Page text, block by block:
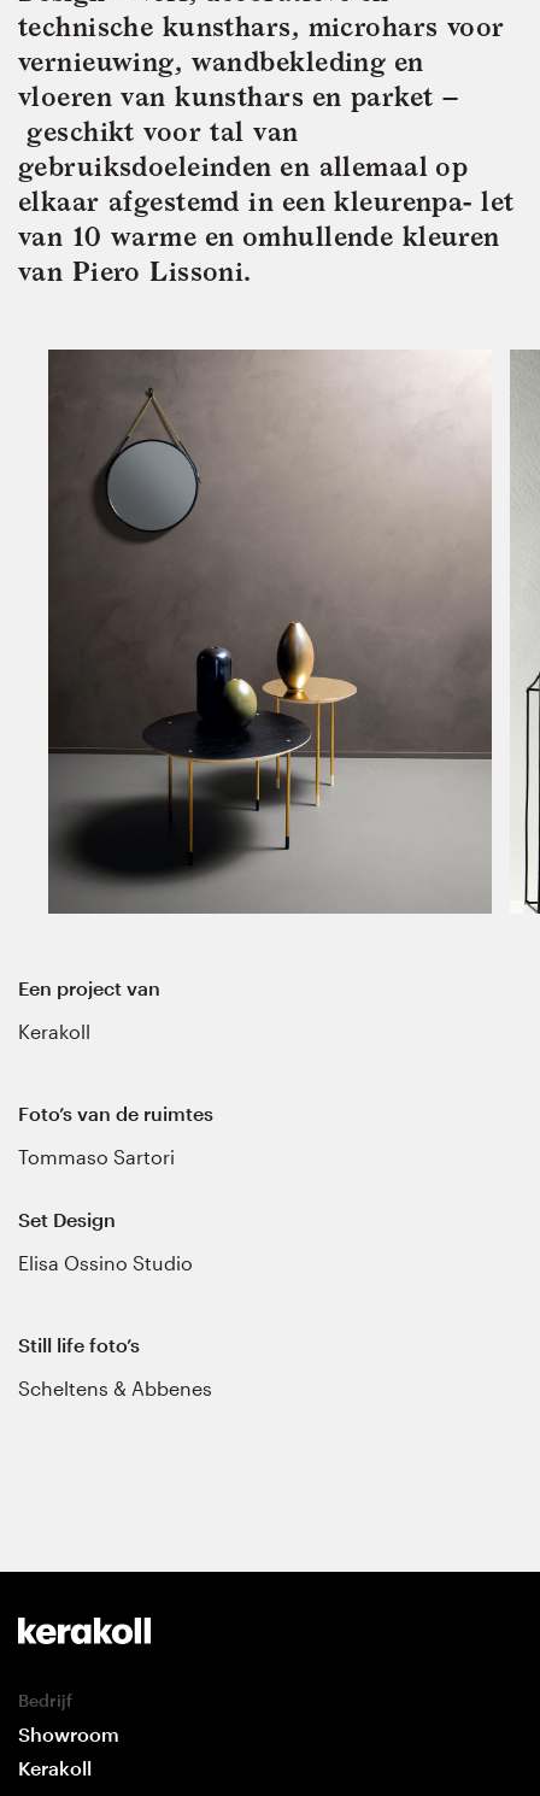
technische kunsthars, microhars voor
vernieuwing, wandbekleding en
vloeren van kunsthars en parket –
geschikt voor tal van
gebruiksdoeleinden en allemaal op
elkaar afgestemd in een kleurenpa- let
van 10 warme en omhullende kleuren
van Piero Lissoni.
Een project van
Kerakoll
Foto’s van de ruimtes
Tommaso Sartori
Set Design
Elisa Ossino Studio
Still life foto’s
Scheltens & Abbenes
Bedrijf
Showroom
Kerakoll